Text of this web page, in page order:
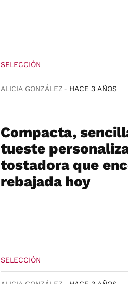
SELECCIÓN
ALICIA GONZÁLEZ HACE 3 AÑOS
Compacta,
tueste
tostadora que
rebajada hoy
SELECCIÓN